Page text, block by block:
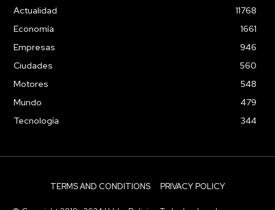
Actualidad
11768
Economía
1661
Empresas
946
Ciudades
560
Motores
548
Mundo
479
Tecnología
344
TERMS AND CONDITIONS PRIVACY POLICY